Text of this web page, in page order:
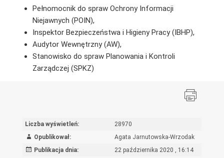
Pełnomocnik do spraw Ochrony Informacji
Niejawnych (POIN),
Inspektor Bezpieczeństwa i Higieny Pracy (IBHP),
Audytor Wewnętrzny (AW),
Stanowisko do spraw Planowania i Kontroli
Zarządczej (SPKZ)
Liczba wyświetleń:
28970
Opublikował:
Agata Jarnutowska-Wrzodak
Publikacja dnia:
22 października 2020 , 16:14